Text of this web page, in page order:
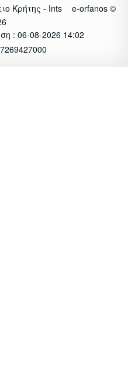
e-orfanos ©
: 06-08-2026 14:02